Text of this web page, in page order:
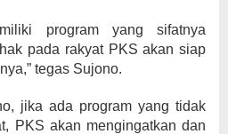
program yang sifatnya
pada rakyat PKS akan siap
tegas Sujono.
jika ada program yang tidak
PKS akan mengingatkan dan